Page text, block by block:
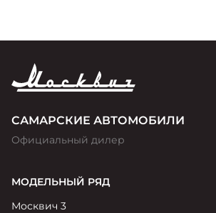
САМАРСКИЕ АВТОМОБИЛИ
Официальный дилер
МОДЕЛЬНЫЙ РЯД
Москвич 3